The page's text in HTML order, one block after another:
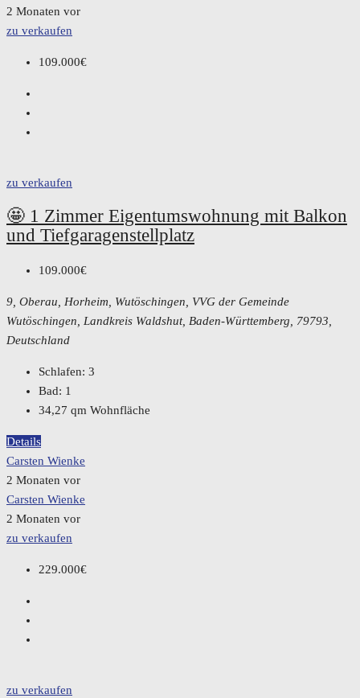
2 Monaten vor
zu verkaufen
109.000€
zu verkaufen
🤩 1 Zimmer Eigentumswohnung mit Balkon
und Tiefgaragenstellplatz
109.000€
9, Oberau, Horheim, Wutöschingen, VVG der Gemeinde
Wutöschingen, Landkreis Waldshut, Baden-Württemberg, 79793,
Deutschland
Schlafen: 3
Bad: 1
34,27 qm Wohnfläche
Details
Carsten Wienke
2 Monaten vor
Carsten Wienke
2 Monaten vor
zu verkaufen
229.000€
zu verkaufen